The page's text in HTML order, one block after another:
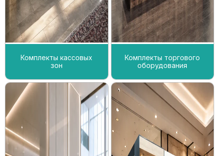
Комплекты кассовых
зон
Комплекты торгового
оборудования